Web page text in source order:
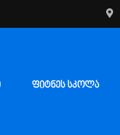
ᲤᲘᲢᲜᲔᲡ ᲡᲙᲝᲚᲐ